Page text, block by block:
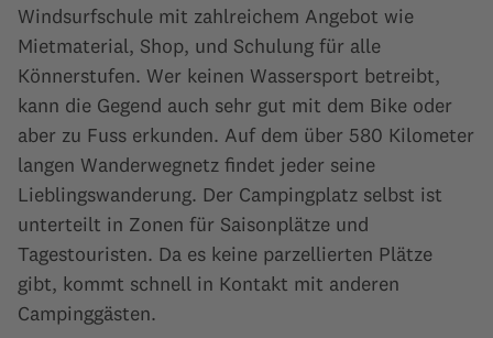
Windsurfschule mit zahlreichem Angebot wie
Mietmaterial, Shop, und Schulung für alle
Könnerstufen. Wer keinen Wassersport betreibt,
kann die Gegend auch sehr gut mit dem Bike oder
aber zu Fuss erkunden. Auf dem über 580 Kilometer
langen Wanderwegnetz findet jeder seine
Lieblingswanderung. Der Campingplatz selbst ist
unterteilt in Zonen für Saisonplätze und
Tagestouristen. Da es keine parzellierten Plätze
gibt, kommt schnell in Kontakt mit anderen
Campinggästen.